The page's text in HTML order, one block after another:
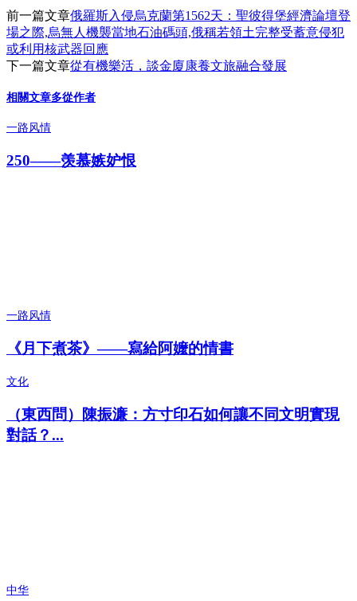
前一篇文章俄羅斯入侵烏克蘭第1562天：聖彼得堡經濟論壇登
場之際,烏無人機襲當地石油碼頭,俄稱若領土完整受蓄意侵犯
或利用核武器回應
下一篇文章從有機樂活，談金廈康養文旅融合發展
相關文章多從作者
一路风情
250——羡慕嫉妒恨
一路风情
《月下煮茶》——寫給阿嬤的情書
文化
（東西問）陳振濂：方寸印石如何讓不同文明實現
對話？...
中华